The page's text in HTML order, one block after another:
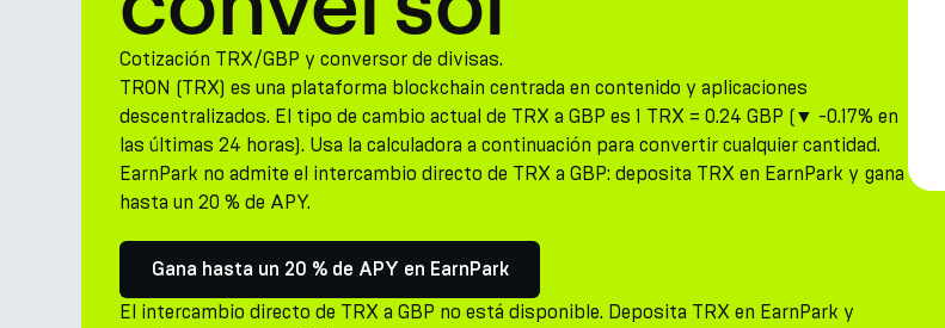
Compañía
Cotización TRX/GBP y conversor de divisas.
TRON (TRX) es una plataforma blockchain centrada en contenido y aplicaciones
descentralizados. El tipo de cambio actual de TRX a GBP es 1 TRX = 0.24 GBP (▼ -0.17% en
las últimas 24 horas). Usa la calculadora a continuación para convertir cualquier cantidad.
EarnPark no admite el intercambio directo de TRX a GBP: deposita TRX en EarnPark y gana
hasta un 20 % de APY.
Gana hasta un 20 % de APY en EarnPark
El intercambio directo de TRX a GBP no está disponible. Deposita TRX en EarnPark y